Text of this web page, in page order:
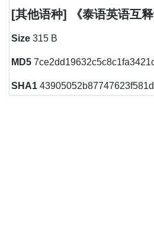
[其他语种] 《泰语英语互释
Size 315 B
MD5
SHA1